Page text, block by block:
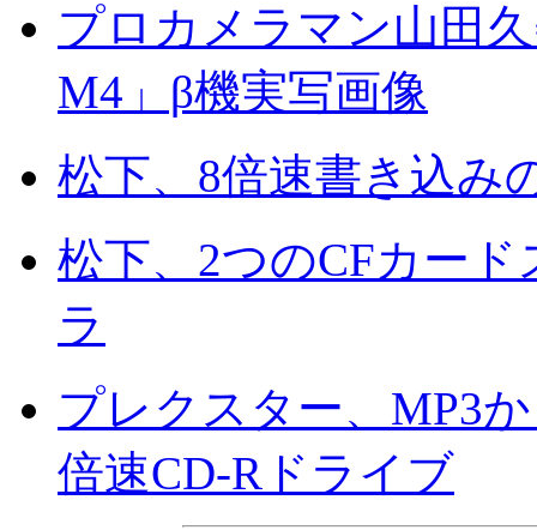
プロカメラマン山田
M4」β機実写画像
松下、8倍速書き込み
松下、2つのCFカー
ラ
プレクスター、MP3
倍速CD-Rドライブ